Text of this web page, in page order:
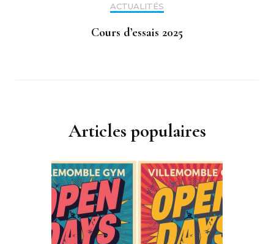
ACTUALITÉS
Cours d’essais 2025
Articles populaires